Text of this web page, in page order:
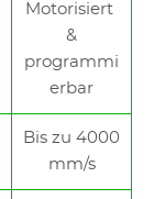
Motorisiert
&
programmi
erbar
Bis zu 4000
mm/s